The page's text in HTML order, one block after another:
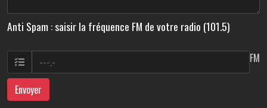
Anti Spam : saisir la fréquence FM de votre radio (101.5)
FM
Envoyer